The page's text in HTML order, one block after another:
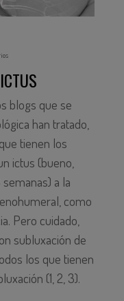
blogs que se
han tratado,
tienen los
ictus (bueno,
a la
como
Pero cuidado,
subluxación de
los que tienen
(1, 2, 3).